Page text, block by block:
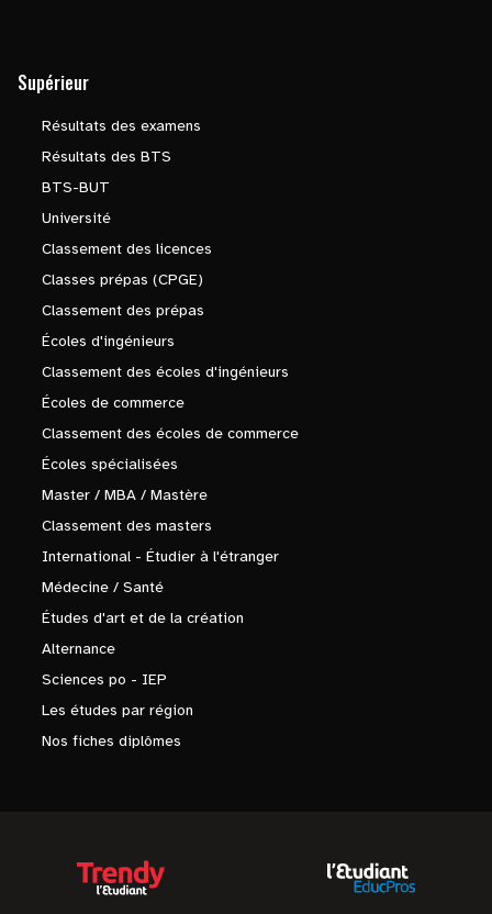
Supérieur
Résultats des examens
Résultats des BTS
BTS-BUT
Université
Classement des licences
Classes prépas (CPGE)
Classement des prépas
Écoles d'ingénieurs
Classement des écoles d'ingénieurs
Écoles de commerce
Classement des écoles de commerce
Écoles spécialisées
Master / MBA / Mastère
Classement des masters
International - Étudier à l'étranger
Médecine / Santé
Études d'art et de la création
Alternance
Sciences po - IEP
Les études par région
Nos fiches diplômes